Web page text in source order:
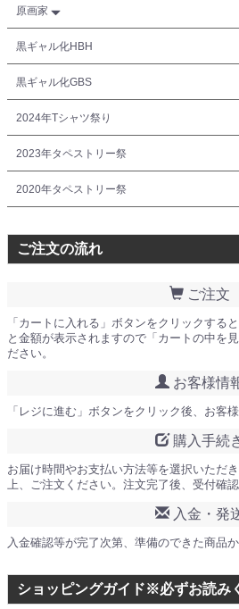
原画家
黒ギャル化HBH
黒ギャル化GBS
2024年Tシャツ祭り
2023年タペストリー祭
2020年タペストリー祭
ご注文の流れ
ご注文
「カートに入れる」ボタンをクリックする
と金額が表示されますので「カートの中を
ださい。
お客様情
「レジに進む」ボタンをクリック後、お客
購入手続
お届け時間やお支払い方法等を選択いただ
上、ご注文ください。注文完了後、受付確
入金・発
入金確認等が完了次第、準備のできた商品
ショッピングガイド※必ずお読み